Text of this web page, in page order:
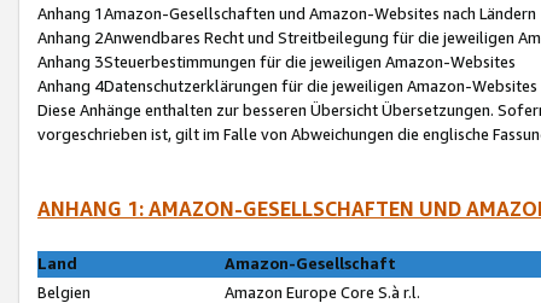
Anhang 1Amazon-Gesellschaften und Amazon-Websites nach Ländern
Anhang 2Anwendbares Recht und Streitbeilegung für die jeweiligen
Anhang 3Steuerbestimmungen für die jeweiligen Amazon-Websites
Anhang 4Datenschutzerklärungen für die jeweiligen Amazon-Websites
Diese Anhänge enthalten zur besseren Übersicht Übersetzungen.
vorgeschrieben ist, gilt im Falle von Abweichungen die englische
ANHANG 1: AMAZON-GESELLSCHAFTEN UND
Land
Amazon-Gesellschaft
Belgien
Amazon Europe Core S.à r.l.